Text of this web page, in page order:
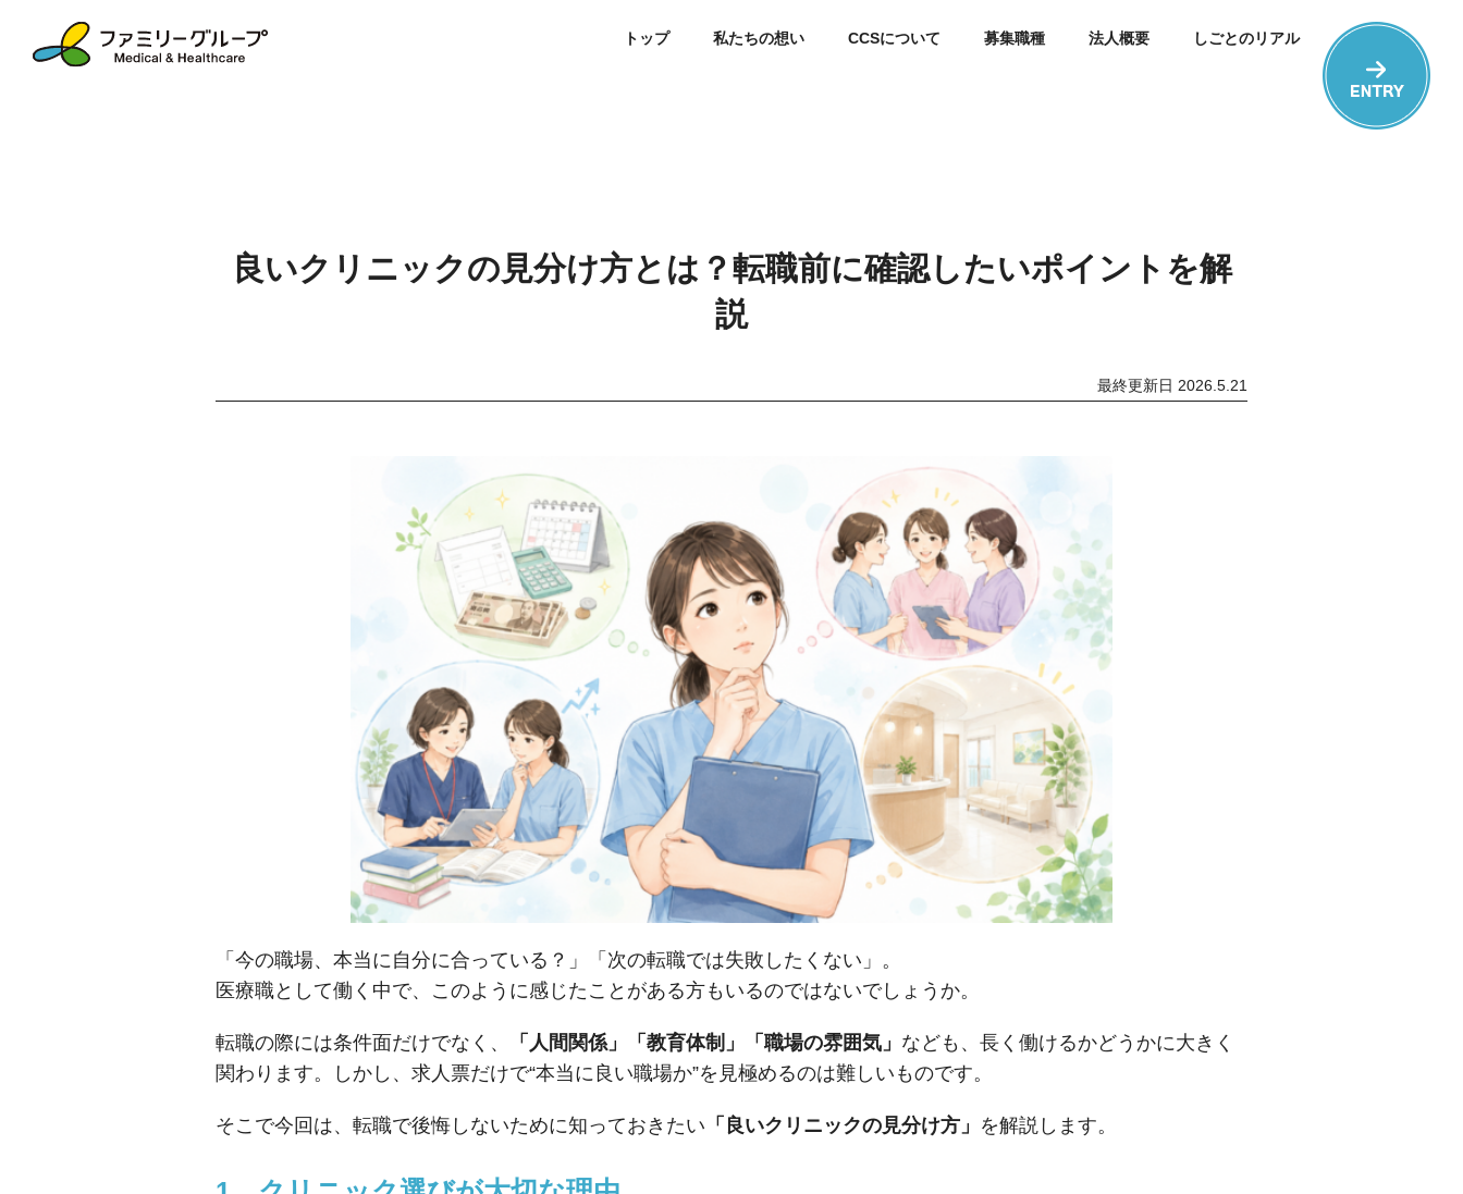
トップ 私たちの想い CCSについて 募集職種 法人概要 しごとのリアル
良いクリニックの見分け方とは？転職前に確認したいポイントを解
説
最終更新日 2026.5.21
「今の職場、本当に自分に合っている？」「次の転職では失敗したくない」。
医療職として働く中で、このように感じたことがある方もいるのではないでしょうか。
転職の際には条件面だけでなく、 「人間関係」「教育体制」「職場の雰囲気」 なども、長く働けるかどうかに大きく
関わります。しかし、求人票だけで“本当に良い職場か”を見極めるのは難しいものです。
そこで今回は、転職で後悔しないために知っておきたい 「良いクリニックの見分け方」 を解説します。